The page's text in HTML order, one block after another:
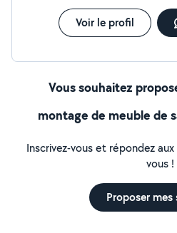
Voir le profil
Vous souhaitez
montage de meuble de
Inscrivez-vous et répondez
vous !
Proposer mes